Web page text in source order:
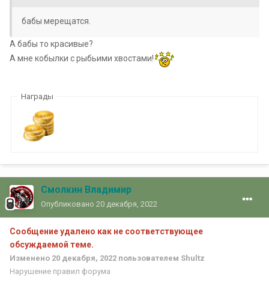
бабы мерещатся.
А бабы то красивые?
А мне кобылки с рыбьими хвостами!
Награды
Смолкин Владимир
Опубликовано 20 декабря, 2022
Сообщение удалено как не соответствующее
обсуждаемой теме.
Изменено 20 декабря, 2022 пользователем Shultz
Нарушение правил форума